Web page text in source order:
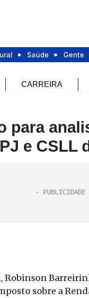
Saúde Gente
CARREIRA
para
e CSLL
Robinson
sobre a